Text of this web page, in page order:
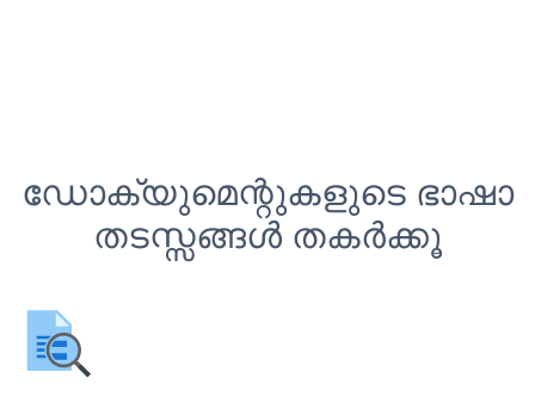
ഡോക്യുമെന്റുകളുടെ ഭാഷാ
തടസ്സങ്ങൾ തകർക്കൂ